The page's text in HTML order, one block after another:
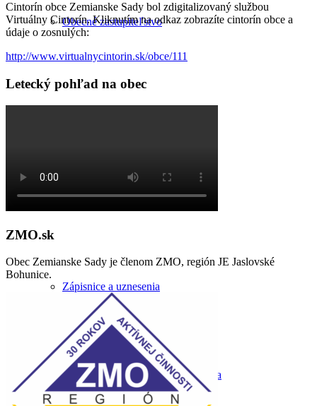
Obecné zastupiteľstvo
Kontrolór obce
Zápisnice a uznesenia
Zasadnutia obecného zastupiteľstva
Cintorín obce Zemianske Sady bol zdigitalizovaný službou
Virtuálny Cintorín. Kliknutím na odkaz zobrazíte cintorín obce a
údaje o zosnulých:
http://www.virtualnycintorin.sk/obce/111
Letecký pohľad na obec
ZMO.sk
Obec Zemianske Sady je členom ZMO, región JE Jaslovské
Bohunice.